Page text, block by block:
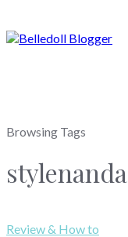
Browsing Tags
stylenanda
Review & How to